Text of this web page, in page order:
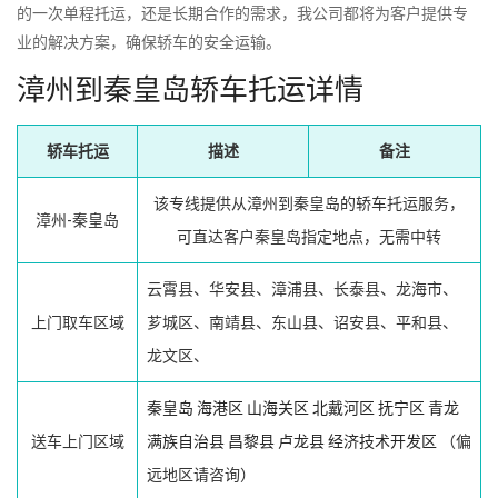
的一次单程托运，还是长期合作的需求，我公司都将为客户提供专
业的解决方案，确保轿车的安全运输。
漳州到秦皇岛轿车托运详情
轿车托运 描述 备注
漳州-秦皇岛
该专线提供从漳州到秦皇岛的轿车托运服务，
可直达客户秦皇岛指定地点，无需中转
上门取车区域
云霄县、华安县、漳浦县、长泰县、龙海市、
芗城区、南靖县、东山县、诏安县、平和县、
龙文区、
送车上门区域
秦皇岛 海港区 山海关区 北戴河区 抚宁区 青龙
满族自治县 昌黎县 卢龙县经济技术开发区 （偏
远地区请咨询）